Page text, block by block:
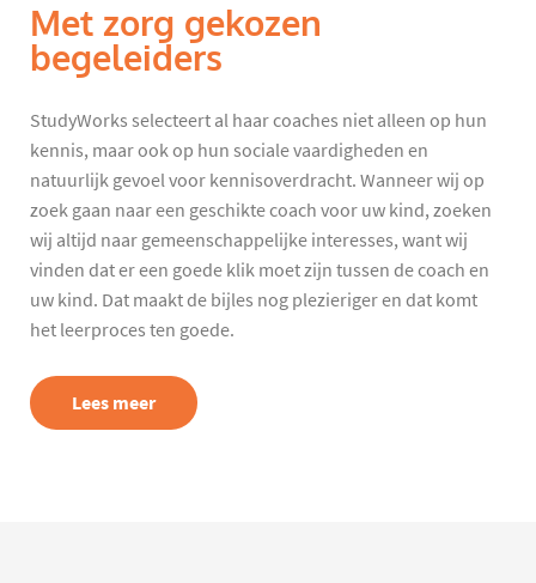
Met zorg gekozen
begeleiders
StudyWorks selecteert al haar coaches niet alleen op hun
kennis, maar ook op hun sociale vaardigheden en
natuurlijk gevoel voor kennisoverdracht. Wanneer wij op
zoek gaan naar een geschikte coach voor uw kind, zoeken
wij altijd naar gemeenschappelijke interesses, want wij
vinden dat er een goede klik moet zijn tussen de coach en
uw kind. Dat maakt de bijles nog plezieriger en dat komt
het leerproces ten goede.
Lees meer